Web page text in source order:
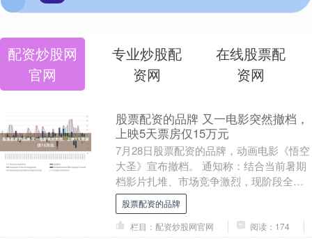
配资炒股网
官网
专业炒股配
资网
在线股票配
资网
股票配资的品牌 又一电影突然撤档，
上映5天票房仅15万元
7月28日股票配资的品牌，动画电影《悟空
大圣》宣布撤档。 通知称：结合当前暑期
档影片扎堆、市场竞争激烈，现阶段全国
排片资源有限，影片优质口碑无法充分释
放。经出品....
股票配资的品牌
栏目：配资炒股网官网
阅读：174